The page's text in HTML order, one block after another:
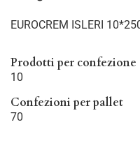
EUROCREM ISLERI
Prodotti per confezione
10
Confezioni per pallet
70